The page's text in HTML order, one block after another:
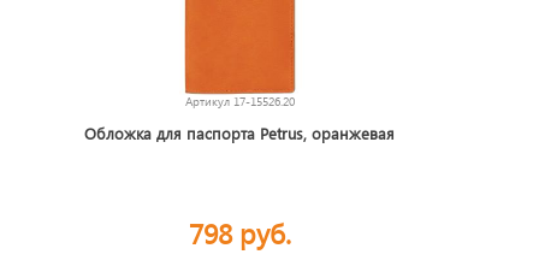
Артикул 17-15526.20
Обложка для паспорта Petrus, оранжевая
798 руб.